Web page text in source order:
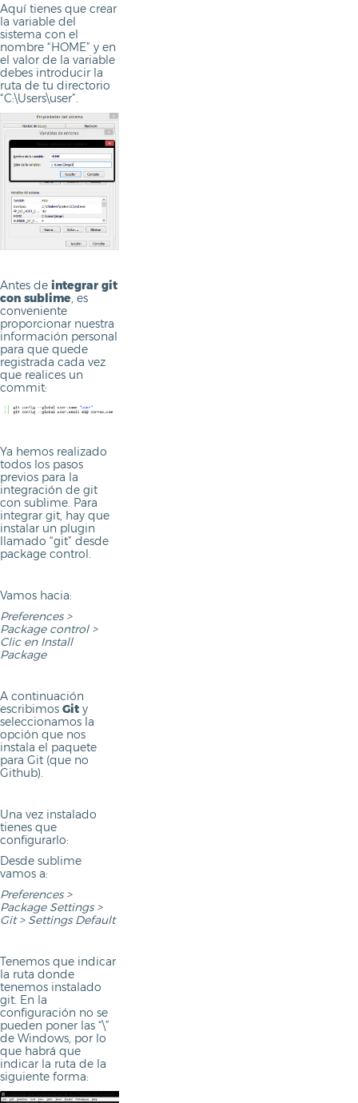
Aquí tienes que crear
la variable del
sistema con el
nombre “HOME” y en
el valor de la variable
debes introducir la
ruta de tu directorio
“C:\Users\user”.
Antes de integrar git
con sublime, es
conveniente
proporcionar nuestra
información personal
para que quede
registrada cada vez
que realices un
commit:
Ya hemos realizado
todos los pasos
previos para la
integración de git
con sublime. Para
integrar git, hay que
instalar un plugin
llamado “git” desde
package control.
Vamos hacia:
Preferences >
Package control >
Clic en Install
Package
A continuación
escribimos Git y
seleccionamos la
opción que nos
instala el paquete
para Git (que no
Github).
Una vez instalado
tienes que
configurarlo:
Desde sublime
vamos a:
Preferences >
Package Settings >
Git > Settings Default
Tenemos que indicar
la ruta donde
tenemos instalado
git. En la
configuración no se
pueden poner las “\”
de Windows, por lo
que habrá que
indicar la ruta de la
siguiente forma: